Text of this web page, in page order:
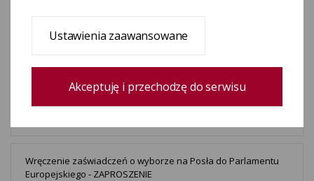
Konferencja prasowa Przewodniczącego PKW Sędziego
Oświadczenie Przewodniczącego PKW Sędziego Sylwestra
Wręczenie zaświadczeń o wyborze na Posła do Parlamentu
Europejskiego - ZAPROSZENIE
Ustawienia zaawansowane
Akceptuję i przechodzę do serwisu